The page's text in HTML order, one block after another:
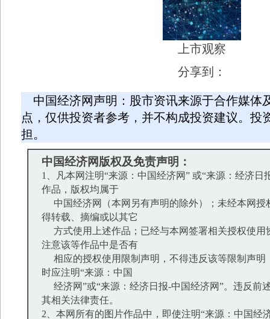
上市观察
分享到：
中国经济网声明：股市资讯来源于合作媒体
点，仅供投资者参考，并不构成投资建议。投
担。
中国经济网版权及免责声明：
1、凡本网注明“来源：中国经济网” 或“来源：经济日
作品，版权均属于
中国经济网（本网另有声明的除外）；未经本网授
得转载、摘编或以其它
方式使用上述作品；已经与本网签署相关授权使用
注意该等作品中是否有
相应的授权使用限制声明，不得违反该等限制声明
时应注明“来源：中国
经济网”或“来源：经济日报-中国经济网”。违反前
其相关法律责任。
2、本网所有的图片作品中，即使注明“来源：中国经